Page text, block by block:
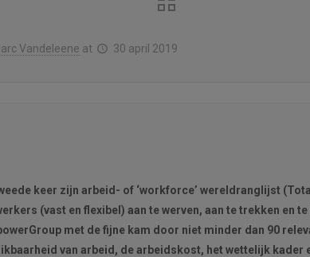
Vandeleene at 30 april 2019
keer zijn arbeid- of ‘workforce’ wereldranglijst
(vast en flexibel) aan te werven, aan te trekken en
met de fijne kam door niet minder dan 90
van arbeid, de arbeidskost, het wettelijk